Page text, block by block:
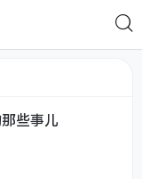
些事儿